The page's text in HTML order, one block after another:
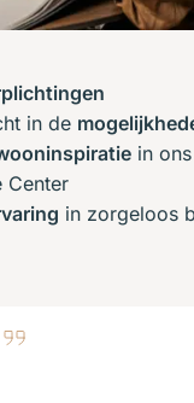
in de
in
Center
in zorgeloos